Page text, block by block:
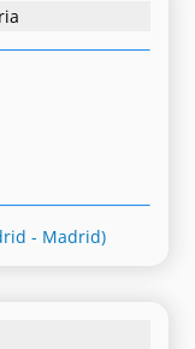
- Madrid)